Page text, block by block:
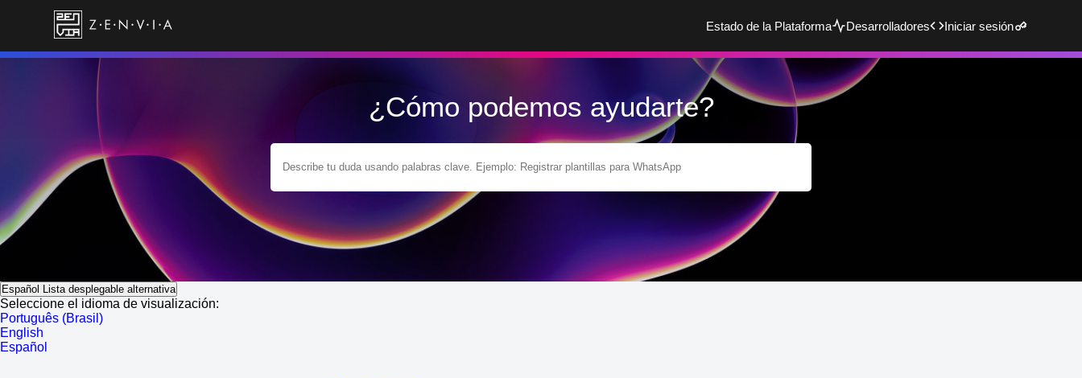
Estado de la Plataforma Desarrolladores Iniciar sesión
¿Cómo podemos ayudarte?
Español Lista desplegable alternativa
Seleccione el idioma de visualización:
Português (Brasil)
English
Español